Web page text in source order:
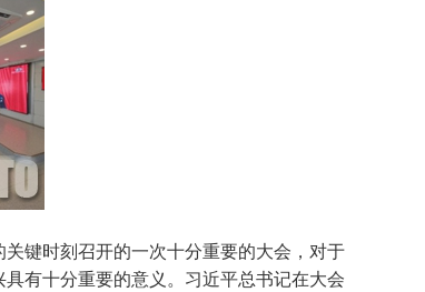
键时刻召开的一次十分重要的大会，对于
有十分重要的意义。习近平总书记在大会